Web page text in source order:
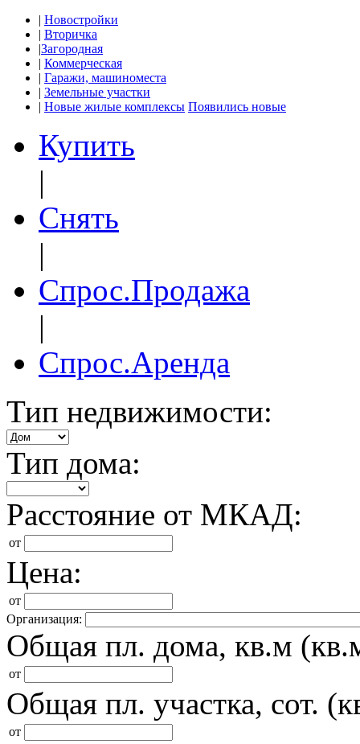
| Новостройки
| Вторичка
|Загородная
| Коммерческая
| Гаражи, машиноместа
| Земельные участки
| Новые жилые комплексы Появились новые
Купить
|
Снять
|
Спрос.Продажа
|
Спрос.Аренда
Тип недвижимости:
Тип дома:
Расстояние от МКАД:
от
Цена:
от
Организация:
Общая пл. дома, кв.м
от
Общая пл. участка, сот.
от